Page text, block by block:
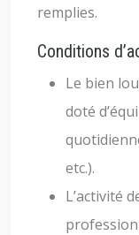
remplies.
Conditions
Le bien
doté
etc.).
L’activité